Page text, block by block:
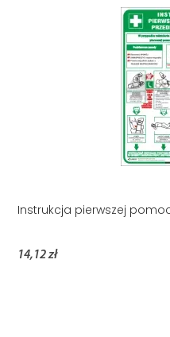
Instrukcja pierwszej
14,12 zł